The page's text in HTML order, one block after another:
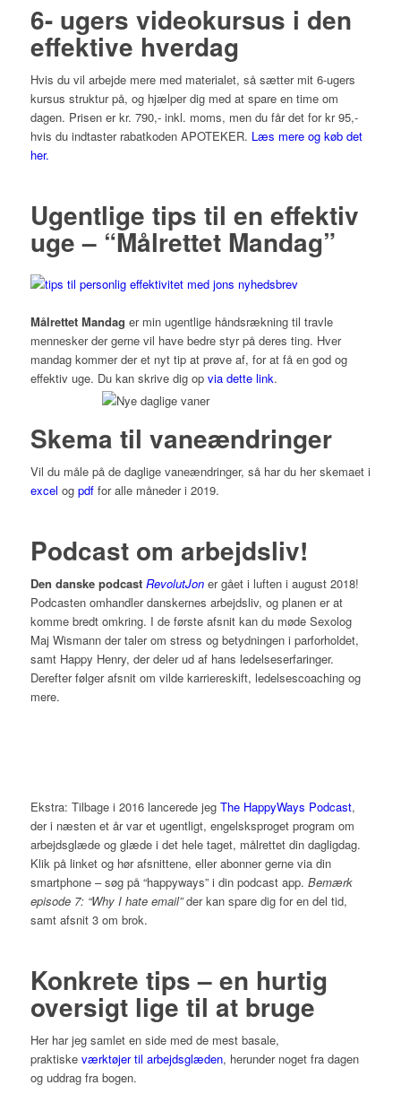
6- ugers videokursus i den
effektive hverdag
Hvis du vil arbejde mere med materialet, så sætter mit 6-ugers
kursus struktur på, og hjælper dig med at spare en time om
dagen. Prisen er kr. 790,- inkl. moms, men du får det for kr 95,-
hvis du indtaster rabatkoden APOTEKER. Læs mere og køb det
her.
Ugentlige tips til en effektiv
uge – “Målrettet Mandag”
Målrettet Mandag er min ugentlige håndsrækning til travle
mennesker der gerne vil have bedre styr på deres ting. Hver
mandag kommer der et nyt tip at prøve af, for at få en god og
effektiv uge. Du kan skrive dig op via dette link.
Skema til vaneændringer
Vil du måle på de daglige vaneændringer, så har du her skemaet i
excel og pdffor alle måneder i 2019.
Podcast om arbejdsliv!
Den danske podcast RevolutJoner gået i luften i august 2018!
Podcasten omhandler danskernes arbejdsliv, og planen er at
komme bredt omkring. I de første afsnit kan du møde Sexolog
Maj Wismann der taler om stress og betydningen i parforholdet,
samt Happy Henry, der deler ud af hans ledelseserfaringer.
Derefter følger afsnit om vilde karriereskift, ledelsescoaching og
mere.
Ekstra: Tilbage i 2016 lancerede jeg The HappyWays Podcast,
der i næsten et år var et ugentligt, engelsksproget program om
arbejdsglæde og glæde i det hele taget, målrettet din dagligdag.
Klik på linket og hør afsnittene, eller abonner gerne via din
smartphone – søg på “happyways” i din podcast app. Bemærk
episode 7: “Why I hate email”der kan spare dig for en del tid,
samt afsnit 3 om brok.
Konkrete tips – en hurtig
oversigt lige til at bruge
Her har jeg samlet en side med de mest basale,
praktiske værktøjer til arbejdsglæden, herunder noget fra dagen
og uddrag fra bogen.